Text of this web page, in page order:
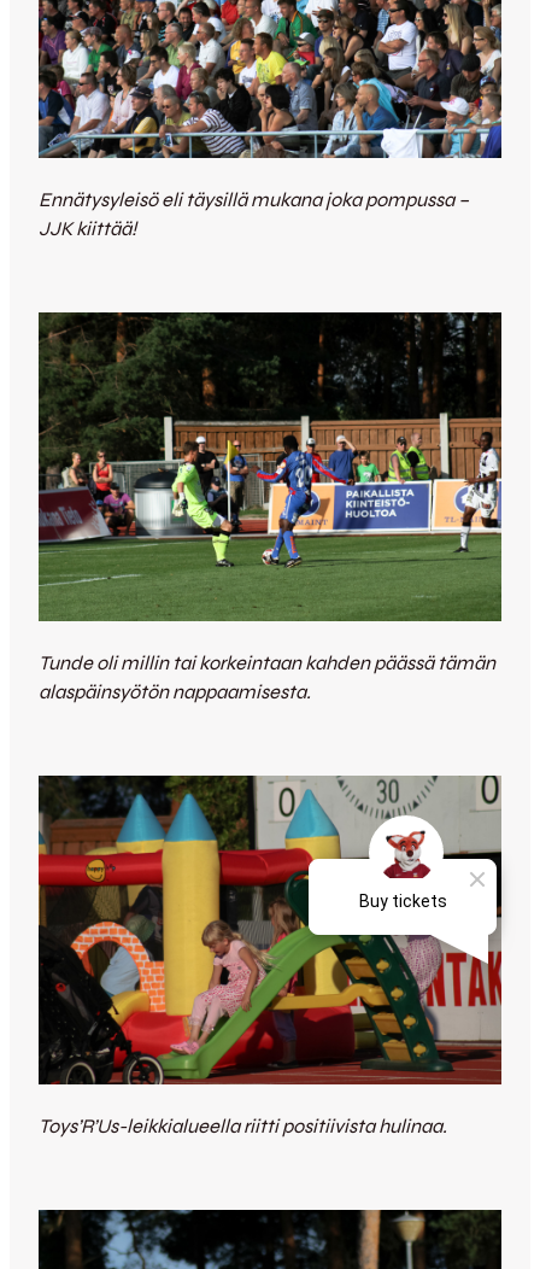
Ennätysyleisö eli täysillä mukana joka pompussa –
JJK kiittää!
Tunde oli millin tai korkeintaan kahden päässä tämän
alaspäinsyötön nappaamisesta.
Toys’R’Us-leikkialueella riitti positiivista hulinaa.